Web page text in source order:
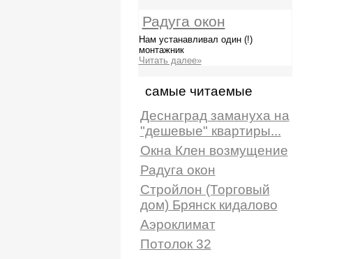
Радуга окон
Нам устанавливал один (!)
монтажник
Читать далее»
самые читаемые
Деснаград замануха на
"дешевые" квартиры...
Окна Клен возмущение
Радуга окон
Стройлон (Торговый
дом) Брянск кидалово
Аэроклимат
Потолок 32